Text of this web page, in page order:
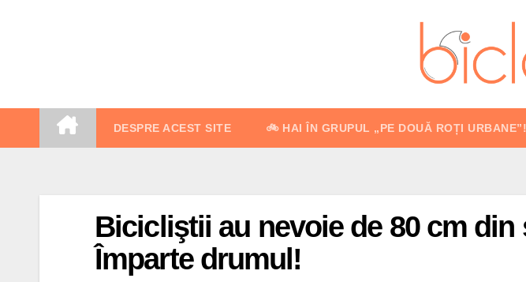
DESPRE ACEST SITE 🚲 HAI ÎN GRUPUL „PE DOUĂ ROȚI
Bicicliştii au nevoie de 80 cm din
Împarte drumul!